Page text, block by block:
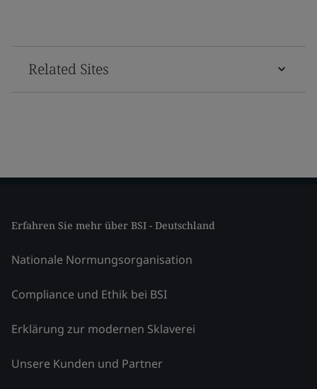
Related Sites
Erfahren Sie mehr über BSI - Deutschland
Nationale Normungsorganisation
Compliance und Ethik bei BSI
Erklärung zur modernen Sklaverei
Unsere Kunden und Partner